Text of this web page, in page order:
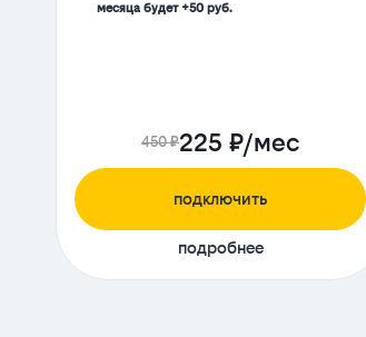
месяца будет +50 руб.
450 ₽225 ₽/мес
подключить
подробнее